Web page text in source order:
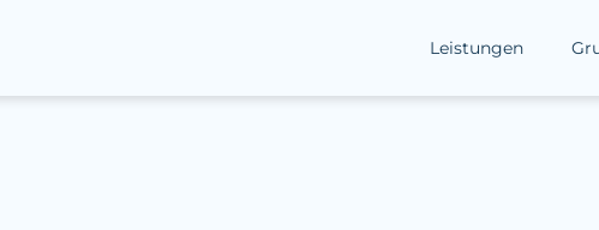
Leistungen